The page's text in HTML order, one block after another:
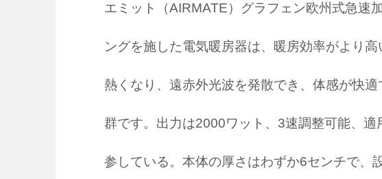
エミット（AIRMATE）グラフェン欧州式急速
ングを施した電気暖房器は、暖房効率がより
熱くなり、遠赤外光波を発散でき、体感が快
群です。出力は2000ワット、3速調整可能、
参している。本体の厚さはわずか6センチで、